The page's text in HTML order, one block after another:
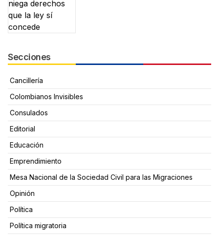
Secciones
Cancillería
Colombianos Invisibles
Consulados
Editorial
Educación
Emprendimiento
Mesa Nacional de la Sociedad Civil para las Migraciones
Opinión
Política
Política migratoria